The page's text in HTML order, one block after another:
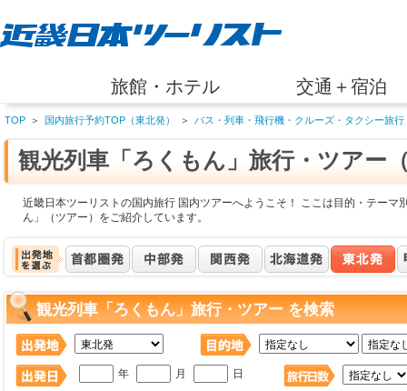
旅館・ホテル 交通＋宿泊
TOP ＞ 国内旅行予約TOP（東北発） ＞ バス・列車・飛行機・クルーズ・タクシー旅行
観光列車「ろくもん」旅行・ツアー
近畿日本ツーリストの国内旅行 国内ツアーへようこそ！ ここは目的・テーマ
ん」（ツアー）をご紹介しています。
観光列車「ろくもん」旅行・ツアー を検索
年 月 日